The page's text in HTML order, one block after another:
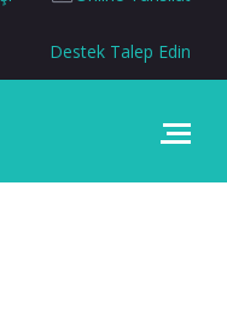
Destek Talep Edin